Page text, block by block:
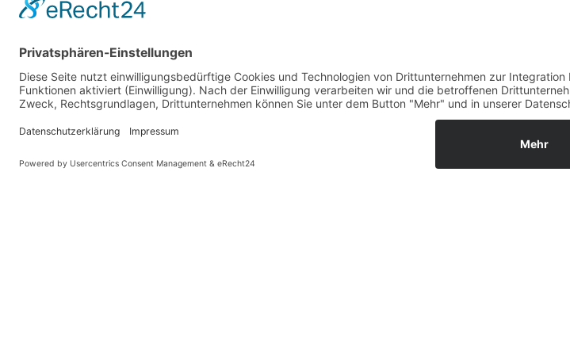
Mittel:Personen 168-183 cm
Hoch: Personen 183-198 cm
Farben: 3 Farben, Forest Green, Adventure Orange und Traildust white
Schaltung: 8 Gang Shimasno Alfine
Licht: ohne oder mit Baterielicht
PARTNER